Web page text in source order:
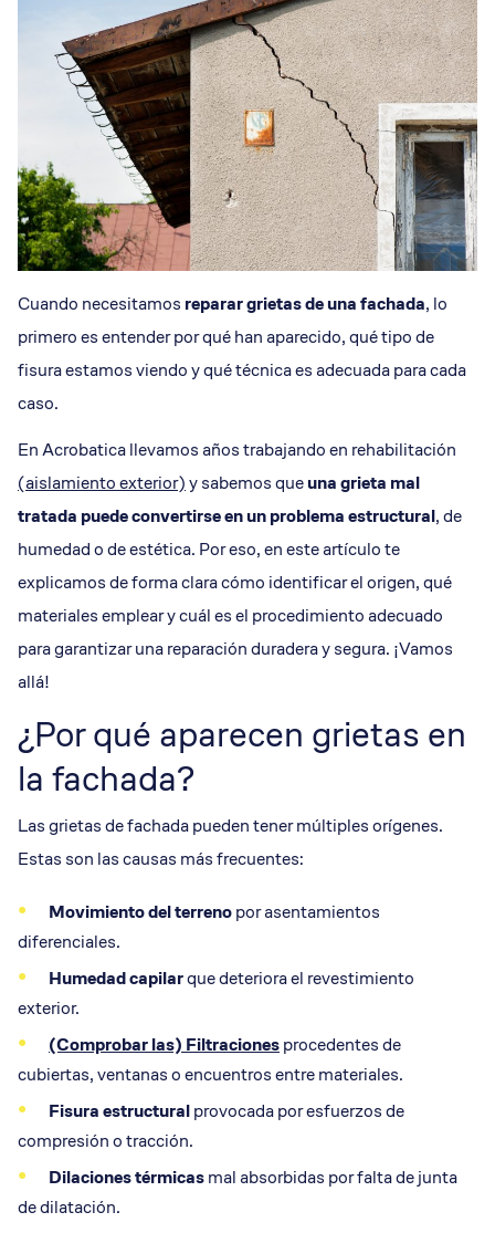
Cuando necesitamos reparar grietas de una fachada, lo
primero es entender por qué han aparecido, qué tipo de
fisura estamos viendo y qué técnica es adecuada para cada
caso.
En Acrobatica llevamos años trabajando en rehabilitación
(aislamiento exterior)y sabemos queuna grieta mal
tratada puede convertirse en un problema estructural, de
humedad o de estética. Por eso, en este artículo te
explicamos de forma clara cómo identificar el origen, qué
materiales emplear y cuál es el procedimiento adecuado
para garantizar una reparación duradera y segura. ¡Vamos
allá!
¿Por qué aparecen grietas en
la fachada?
Las grietas de fachada pueden tener múltiples orígenes.
Estas son las causas más frecuentes:
Movimiento del terrenopor asentamientos
diferenciales.
Humedad capilarque deteriora el revestimiento
exterior.
(Comprobar las) Filtracionesprocedentes de
cubiertas, ventanas o encuentros entre materiales.
Fisura estructuralprovocada por esfuerzos de
compresión o tracción.
Dilaciones térmicasmal absorbidas por falta de junta
de dilatación.